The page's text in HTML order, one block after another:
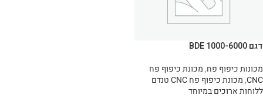
דגם BDE 1000-6000
מכונות כיפוף פח,מכונת כיפוף פח
CNC
,
מכונת כיפוף פח CNC טנדם
ללוחות ארוכים במיוחד